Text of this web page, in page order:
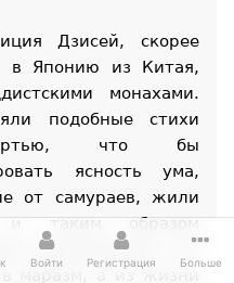
Дзисей, скорее
в Японию из Китая,
монахами.
подобные стихи
что бы
ясность ума,
от самураев, жили
таким образом
окружающим, что
маразм, а из жизни
Войти Регистрация Больше